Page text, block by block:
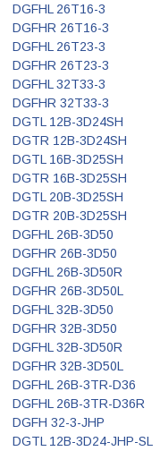
DGFHL 26T16-3
DGFHR 26T16-3
DGFHL 26T23-3
DGFHR 26T23-3
DGFHL 32T33-3
DGFHR 32T33-3
DGTL 12B-3D24SH
DGTR 12B-3D24SH
DGTL 16B-3D25SH
DGTR 16B-3D25SH
DGTL 20B-3D25SH
DGTR 20B-3D25SH
DGFHL 26B-3D50
DGFHR 26B-3D50
DGFHL 26B-3D50R
DGFHR 26B-3D50L
DGFHL 32B-3D50
DGFHR 32B-3D50
DGFHL 32B-3D50R
DGFHR 32B-3D50L
DGFHL 26B-3TR-D36
DGFHL 26B-3TR-D36R
DGFH 32-3-JHP
DGTL 12B-3D24-JHP-SL